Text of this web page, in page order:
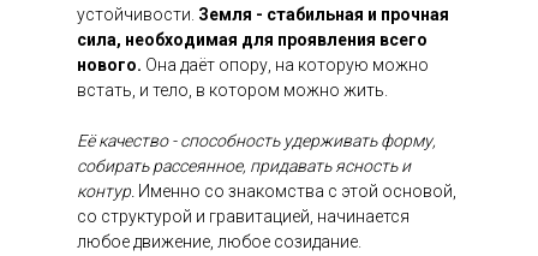
устойчивости. Земля - стабильная и прочная
сила, необходимая для проявления всего
нового. Она даёт опору, на которую можно
встать, и тело, в котором можно жить.
Её качество - способность удерживать форму,
собирать рассеянное, придавать ясность и
контур. Именно со знакомства с этой основой,
со структурой и гравитацией, начинается
любое движение, любое созидание.